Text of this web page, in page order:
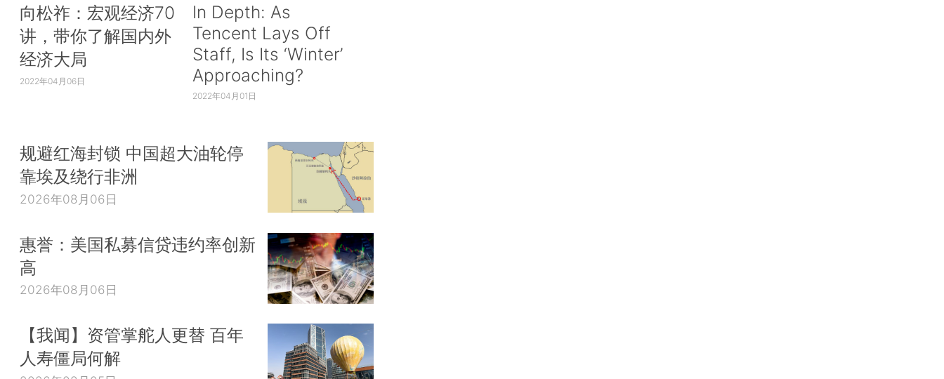
向松祚：宏观经济70
讲，带你了解国内外
经济大局
2022年04月06日
In Depth: As
Tencent Lays Off
Staff, Is Its ‘Winter’
Approaching?
2022年04月01日
规避红海封锁 中国超大油轮停
靠埃及绕行非洲
2026年08月06日
惠誉：美国私募信贷违约率创新
高
2026年08月06日
【我闻】资管掌舵人更替 百年
人寿僵局何解